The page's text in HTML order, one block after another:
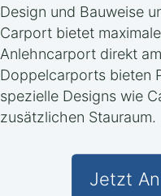
Design und Bauweise
Carport bietet
Anlehncarport direkt
Doppelcarports bieten
spezielle Designs wie
zusätzlichen Stauraum.
Jetzt